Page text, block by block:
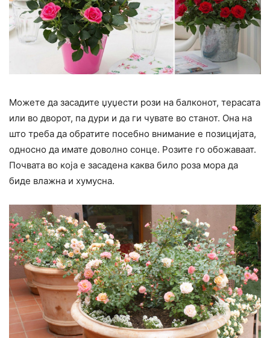
Можете да засадите џуџести рози на балконот, терасата
или во дворот, па дури и да ги чувате во станот. Она на
што треба да обратите посебно внимание е позицијата,
односно да имате доволно сонце. Розите го обожаваат.
Почвата во која е засадена каква било роза мора да
биде влажна и хумусна.